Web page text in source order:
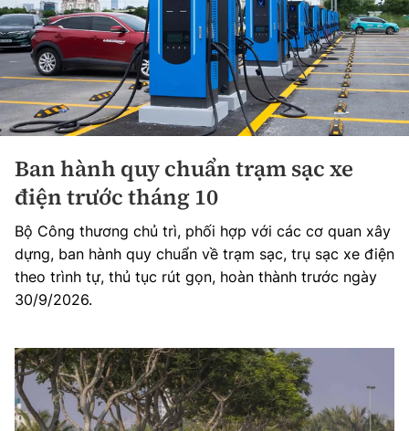
Ban hành quy chuẩn trạm sạc xe
điện trước tháng 10
Bộ Công thương chủ trì, phối hợp với các cơ quan xây
dựng, ban hành quy chuẩn về trạm sạc, trụ sạc xe điện
theo trình tự, thủ tục rút gọn, hoàn thành trước ngày
30/9/2026.